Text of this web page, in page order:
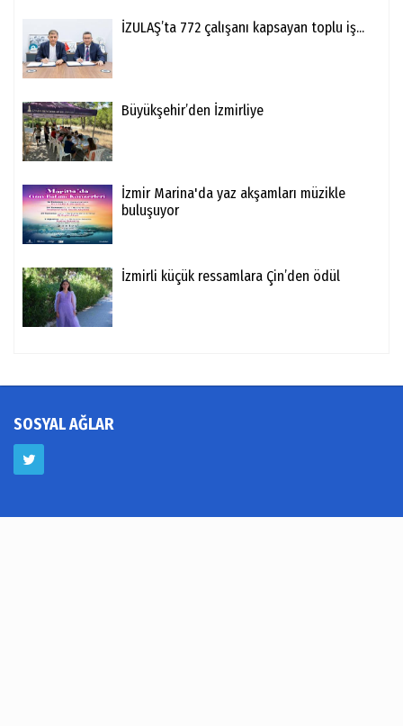
İZULAŞ’ta 772 çalışanı kapsayan toplu iş...
Büyükşehir’den İzmirliye
İzmir Marina'da yaz akşamları müzikle
buluşuyor
İzmirli küçük ressamlara Çin’den ödül
SOSYAL AĞLAR